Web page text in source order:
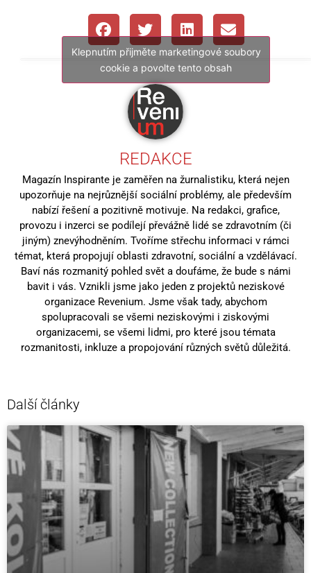
Klepnutím přijměte marketingové soubory
cookie a povolte tento obsah
REDAKCE
Magazín Inspirante je zaměřen na žurnalistiku, která nejen
upozorňuje na nejrůznější sociální problémy, ale především
nabízí řešení a pozitivně motivuje. Na redakci, grafice,
provozu i inzerci se podílejí převážně lidé se zdravotním (či
jiným) znevýhodněním. Tvoříme střechu informaci v rámci
témat, která propojují oblasti zdravotní, sociální a vzdělávací.
Baví nás rozmanitý pohled svět a doufáme, že bude s námi
bavit i vás. Vznikli jsme jako jeden z projektů neziskové
organizace Revenium. Jsme však tady, abychom
spolupracovali se všemi neziskovými i ziskovými
organizacemi, se všemi lidmi, pro které jsou témata
rozmanitosti, inkluze a propojování různých světů důležitá.
Další články